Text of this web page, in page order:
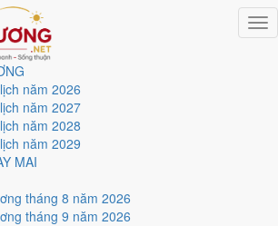
năm 2026
năm 2027
năm 2028
năm 2029
MAI
tháng 8 năm 2026
tháng 9 năm 2026
(Mậu Thân)
1/10/2026